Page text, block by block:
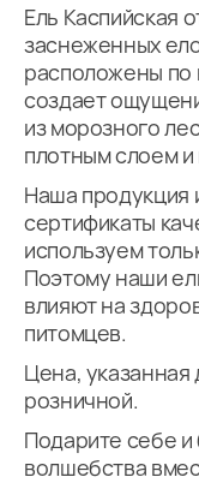
Ель Каспийская
заснеженных
расположены по
создает
из морозного
плотным слоем и
Наша продукция
сертификаты
используем
Поэтому наши
влияют на
питомцев.
Цена, указанная
розничной.
Подарите себе
волшебства